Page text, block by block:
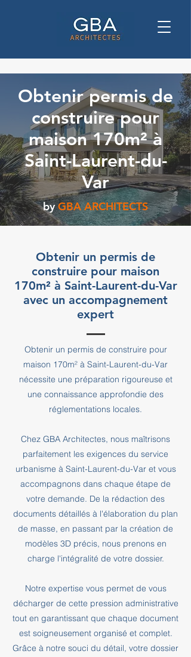
Obtenir permis de
construire pour
maison 170m² à
Saint-Laurent-du-
Var
by GBA ARCHITECTS
Obtenir un permis de
construire pour maison
170m² à Saint-Laurent-du-Var
avec un accompagnement
expert
Obtenir un permis de construire pour
maison 170m² à Saint-Laurent-du-Var
nécessite une préparation rigoureuse et
une connaissance approfondie des
réglementations locales.
Chez GBA Architectes, nous maîtrisons
parfaitement les exigences du service
urbanisme à Saint-Laurent-du-Var et vous
accompagnons dans chaque étape de
votre demande. De la rédaction des
documents détaillés à l'élaboration du plan
de masse, en passant par la création de
modèles 3D précis, nous prenons en
charge l'intégralité de votre dossier.
Notre expertise vous permet de vous
décharger de cette pression administrative
tout en garantissant que chaque document
est soigneusement organisé et complet.
Grâce à notre souci du détail, votre dossier